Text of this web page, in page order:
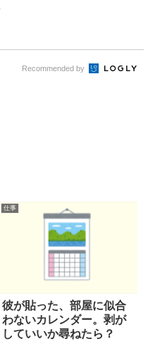
Recommended by
仕事
彼が貼った、部屋に似合
わないカレンダー。剥が
していいか尋ねたら？